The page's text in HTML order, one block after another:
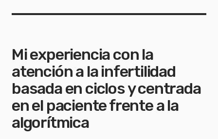
Mi experiencia con la
atención a la infertilidad
basada en ciclos y centrada
en el paciente frente a la
algorítmica